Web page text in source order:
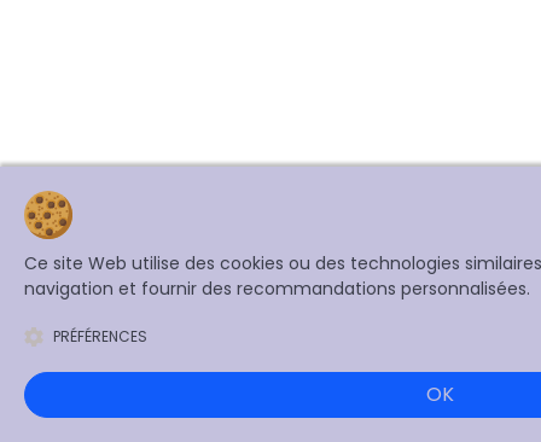
Ce site Web utilise des cookies ou des technologies
navigation et fournir des recommandations personnalisées.
PRÉFÉRENCES
OK